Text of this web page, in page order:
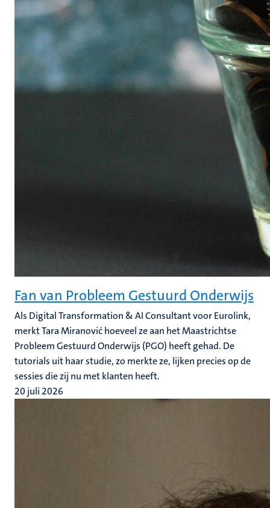
Fan van Probleem Gestuurd Onderwijs
Als Digital Transformation & AI Consultant voor Eurolink,
merkt Tara Miranović hoeveel ze aan het Maastrichtse
Probleem Gestuurd Onderwijs (PGO) heeft gehad. De
tutorials uit haar studie, zo merkte ze, lijken precies op de
sessies die zij nu met klanten heeft.
20 juli 2026